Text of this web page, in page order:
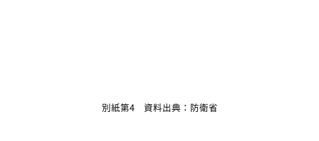
別紙第4 資料出典：防衛省